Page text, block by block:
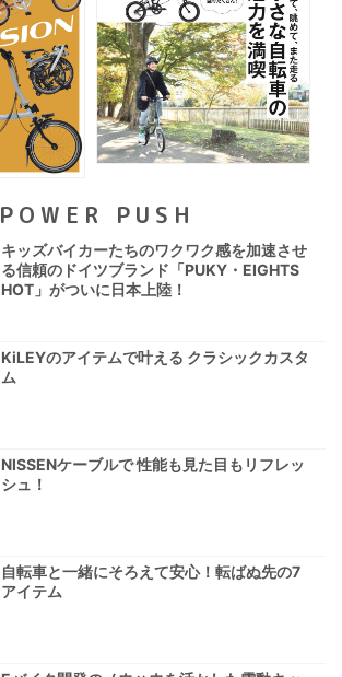
POWER PUSH
キッズバイカーたちのワクワク感を加速させ
る信頼のドイツブランド「PUKY・EIGHTS
HOT」がついに日本上陸！
KiLEYのアイテムで叶える クラシックカスタ
ム
NISSENケーブルで 性能も見た目もリフレッ
シュ！
自転車と一緒にそろえて安心！転ばぬ先の7
アイテム